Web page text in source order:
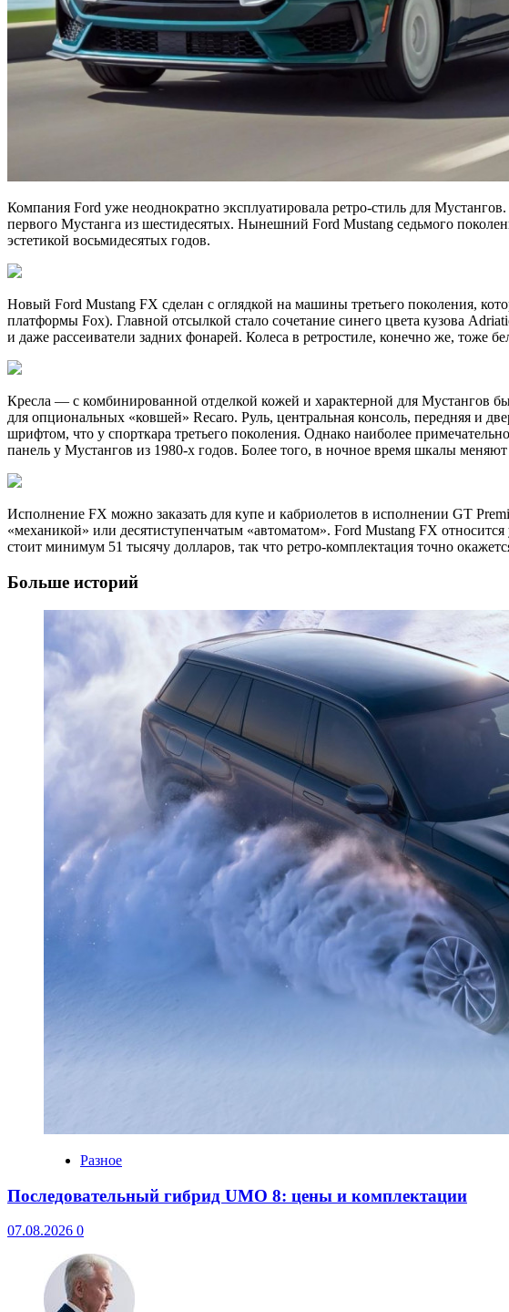
Компания Ford уже неоднократно эксплуатировала ретро-стиль для
первого Мустанга из шестидесятых. Нынешний Ford Mustang седьмого
эстетикой восьмидесятых годов.
Новый Ford Mustang FX сделан с оглядкой на машины третьего поколения,
платформы Fox). Главной отсылкой стало сочетание синего цвета кузова
и даже рассеиватели задних фонарей. Колеса в ретростиле, конечно же, тоже
Кресла — с комбинированной отделкой кожей и характерной для Мустангов
для опциональных «ковшей» Recaro. Руль, центральная консоль, передняя и
шрифтом, что у спорткара третьего поколения. Однако наиболее
панель у Мустангов из 1980-х годов. Более того, в ночное время шкалы
Исполнение FX можно заказать для купе и кабриолетов в исполнении GT
«механикой» или десятиступенчатым «автоматом». Ford Mustang FX
стоит минимум 51 тысячу долларов, так что ретро-комплектация точно
Больше историй
Разное
Последовательный гибрид UMO 8: цены и комплектации
07.08.2026 0